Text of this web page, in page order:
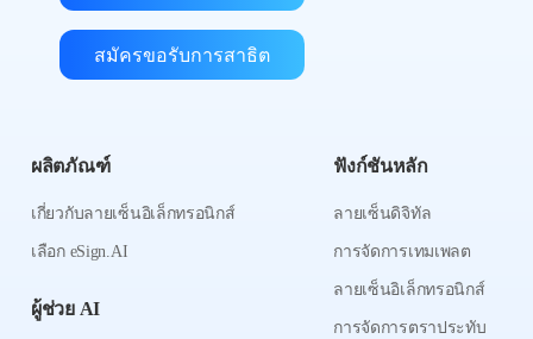
สมัครขอรับการสาธิต
ผลิตภัณฑ์
เกี่ยวกับลายเซ็นอิเล็กทรอนิกส์
เลือก eSign.AI
ผู้ช่วย AI
ฟังก์ชันหลัก
ลายเซ็นดิจิทัล
การจัดการเทมเพลต
ลายเซ็นอิเล็กทรอนิกส์
การจัดการตราประทับ